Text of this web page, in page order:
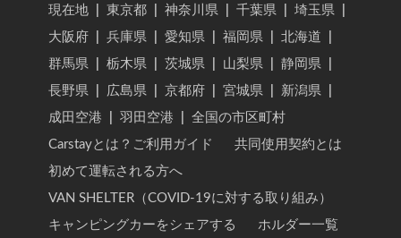
現在地 東京都 神奈川県 千葉県 埼玉県
大阪府
兵庫県 愛知県 福岡県 北海道
群馬県
栃木県 茨城県 山梨県 静岡県
長野県
広島県 京都府 宮城県 新潟県
成田空港
羽田空港
全国の市区町村
Carstayとは？ご利用ガイド
共同使用契約とは
初めて運転される方へ
VAN SHELTER（COVID-19に対する取り組み）
キャンピングカーをシェアする
ホルダー一覧